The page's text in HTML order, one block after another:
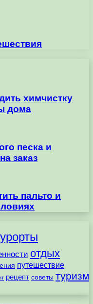
химчистку
дома
песка и
заказ
пальто и
отдых
путешествие
рецепт советы туризм